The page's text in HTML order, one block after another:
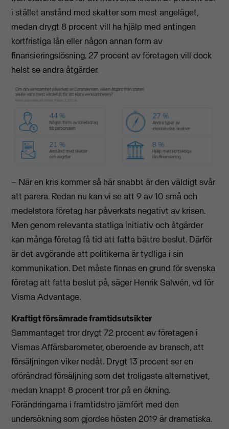
i stället anstånd med skatter som mest angeläget,
medan drygt 8 procent vill ha hjälp med antingen
kortfristiga lån eller någon annan form av
finansieringslösning. 27 procent av företagen vill dock
helst se andra åtgärder.
– När en kris kommer så här snabbt är den väldigt svår
att parera. Redan nu kan vi se att 9 av 10 små och
medelstora företag har påverkats negativt av krisen.
Men genom relevanta statliga initiativ och åtgärder
kan många företag få tid att fatta bättre beslut. Därför
är det avgörande att politikerna är tydliga i sin
kommunikation. Det måste finnas en grund för svenska
företag att fatta beslut på, säger Henrik Salwén, vd för
Visma Advantage.
Kraftigt försämrade framtidsutsikter
Sammantaget tror drygt 72 procent av företagen i
Vismas Affärsbarometer, oberoende av bransch, att
försäljningen viker nedåt. Drygt 13 procent ser en
oförändrad försäljning som det troligaste alternativet,
medan knappt 8 procent tror på en ökning.
Förändringarna i framtidstro jämfört med den
undersökning som gjordes hösten 2019 är dramatiska.